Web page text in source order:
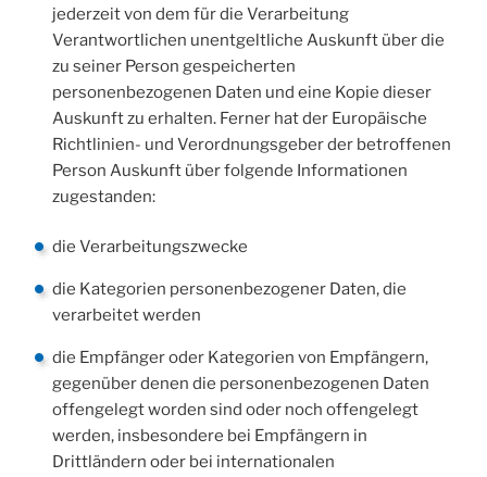
jederzeit von dem für die Verarbeitung
Verantwortlichen unentgeltliche Auskunft über die
zu seiner Person gespeicherten
personenbezogenen Daten und eine Kopie dieser
Auskunft zu erhalten. Ferner hat der Europäische
Richtlinien- und Verordnungsgeber der betroffenen
Person Auskunft über folgende Informationen
zugestanden:
die Verarbeitungszwecke
die Kategorien personenbezogener Daten, die
verarbeitet werden
die Empfänger oder Kategorien von Empfängern,
gegenüber denen die personenbezogenen Daten
offengelegt worden sind oder noch offengelegt
werden, insbesondere bei Empfängern in
Drittländern oder bei internationalen